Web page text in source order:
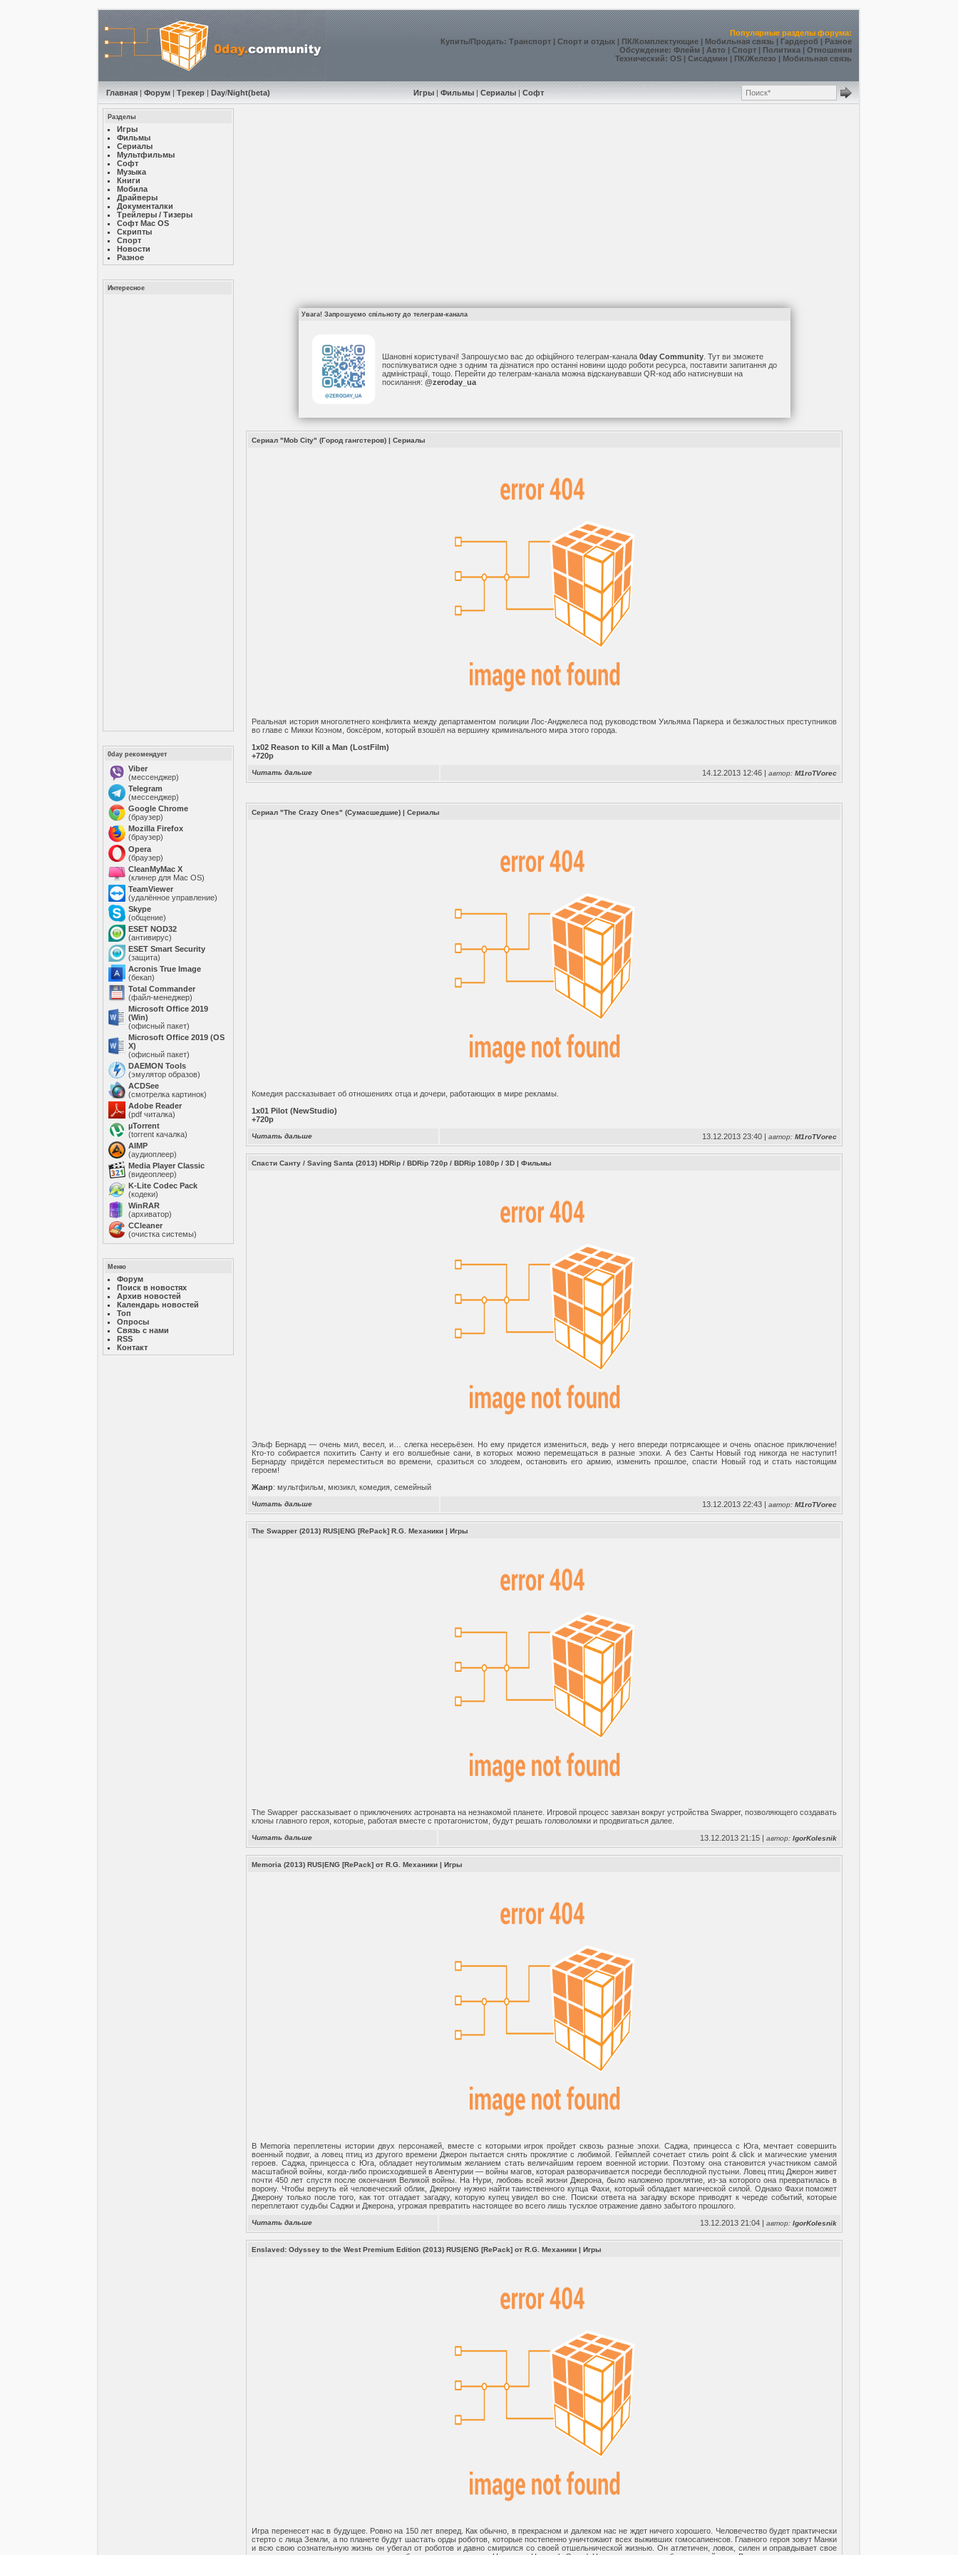
Популярные разделы форума:
Купить/Продать:Транспорт |Спорт и отдых |ПК/Комплектующие |Мобильная связь | Гардероб |Разное
Обсуждение:Флейм | Авто |Спорт | Политика |Отношения
Технический:OS |Сисадмин | ПК/Железо | Мобильная связь
Главная |Форум |Трекер |Day/Night(beta) Игры |Фильмы |Сериалы |Софт
Разделы
Игры
Фильмы
Сериалы
Мультфильмы
Софт
Музыкa
Книги
Мобила
Драйверы
Документалки
Трейлеры / Тизеры
Софт Mac OS
Скрипты
Спорт
Новости
Разное
Интересное
0day рекомендует
Viber
(мессенджер)
Telegram
(мессенджер)
Google Chrome
(браузер)
Mozilla Firefox
(браузер)
Opera
(браузер)
CleanMyMac X
(клинер для Mac OS)
TeamViewer
(удалённое управление)
Skype
(общение)
ESET NOD32
(антивирус)
ESET Smart Security
(защита)
Acronis True Image
(бекап)
Total Commander
(файл-менеджер)
Microsoft Office 2019
(Win)
(офисный пакет)
Microsoft Office 2019 (OS
X)
(офисный пакет)
DAEMON Tools
(эмулятор образов)
ACDSee
(смотрелка картинок)
Adobe Reader
(pdf читалка)
µTorrent
(torrent качалка)
AIMP
(аудиоплеер)
Media Player Classic
(видеоплеер)
K-Lite Codec Pack
(кодеки)
WinRAR
(архиватор)
ССleaner
(очистка системы)
Меню
Форум
Поиск в новостях
Архив новостей
Календарь новостей
Топ
Опросы
Связь с нами
RSS
Контакт
Увага! Запрошуємо спільноту до телеграм-канала
Шановні користувачі! Запрошуємо вас до офіційного телеграм-канала 0day Community. Тут ви зможете
поспілкуватися одне з одним та дізнатися про останні новини щодо роботи ресурса, поставити запитання до
адміністрації, тощо. Перейти до телеграм-канала можна відсканувавши QR-код або натиснувши на
посилання: @zeroday_ua
Сериал "Mob City" (Город гангстеров) |Сериалы
Реальная история многолетнего конфликта между департаментом полиции Лос-Анджелеса под руководством Уильяма Паркера и безжалостных преступников
во главе с Микки Коэном, боксёром, который взошёл на вершину криминального мира этого города.
1x02 Reason to Kill a Man (LostFilm)
+720p
Читать дальше 14.12.2013 12:46 |автор:M1roTVorec
Сериал "The Crazy Ones" (Сумасшедшие) |Сериалы
Комедия рассказывает об отношениях отца и дочери, работающих в мире рекламы.
1x01 Pilot (NewStudio)
+720p
Читать дальше 13.12.2013 23:40 |автор:M1roTVorec
Спасти Санту / Saving Santa (2013) HDRip / BDRip 720p / BDRip 1080p / 3D |Фильмы
Эльф Бернард — очень мил, весел, и… слегка несерьёзен. Но ему придется измениться, ведь у него впереди потрясающее и очень опасное приключение!
Кто-то собирается похитить Санту и его волшебные сани, в которых можно перемещаться в разные эпохи. А без Санты Новый год никогда не наступит!
Бернарду придётся переместиться во времени, сразиться со злодеем, остановить его армию, изменить прошлое, спасти Новый год и стать настоящим
героем!
Жанр: мультфильм, мюзикл, комедия, семейный
Читать дальше 13.12.2013 22:43 |автор:M1roTVorec
The Swapper (2013) RUS|ENG [RePack] R.G. Механики |Игры
The Swapper рассказывает о приключениях астронавта на незнакомой планете. Игровой процесс завязан вокруг устройства Swapper, позволяющего создавать
клоны главного героя, которые, работая вместе с протагонистом, будут решать головоломки и продвигаться далее.
Читать дальше 13.12.2013 21:15 |автор:IgorKolesnik
Memoria (2013) RUS|ENG [RePack] от R.G. Механики |Игры
В Memoria переплетены истории двух персонажей, вместе с которыми игрок пройдет сквозь разные эпохи. Саджа, принцесса с Юга, мечтает совершить
военный подвиг, а ловец птиц из другого времени Джерон пытается снять проклятие с любимой. Геймплей сочетает стиль point & click и магические умения
героев. Саджа, принцесса с Юга, обладает неутолимым желанием стать величайшим героем военной истории. Поэтому она становится участником самой
масштабной войны, когда-либо происходившей в Авентурии — войны магов, которая разворачивается посреди бесплодной пустыни. Ловец птиц Джерон живет
почти 450 лет спустя после окончания Великой войны. На Нури, любовь всей жизни Джерона, было наложено проклятие, из-за которого она превратилась в
ворону. Чтобы вернуть ей человеческий облик, Джерону нужно найти таинственного купца Фахи, который обладает магической силой. Однако Фахи поможет
Джерону только после того, как тот отгадает загадку, которую купец увидел во сне. Поиски ответа на загадку вскоре приводят к череде событий, которые
переплетают судьбы Саджи и Джерона, угрожая превратить настоящее во всего лишь тусклое отражение давно забытого прошлого.
Читать дальше 13.12.2013 21:04 |автор:IgorKolesnik
Enslaved: Odyssey to the West Premium Edition (2013) RUS|ENG [RePack] от R.G. Механики |Игры
Игра перенесет нас в будущее. Ровно на 150 лет вперед. Как обычно, в прекрасном и далеком нас не ждет ничего хорошего. Человечество будет практически
стерто с лица Земли, а по планете будут шастать орды роботов, которые постепенно уничтожают всех выживших гомосапиенсов. Главного героя зовут Манки
и всю свою сознательную жизнь он убегал от роботов и давно смирился со своей отшельнической жизнью. Он атлетичен, ловок, силен и оправдывает свое